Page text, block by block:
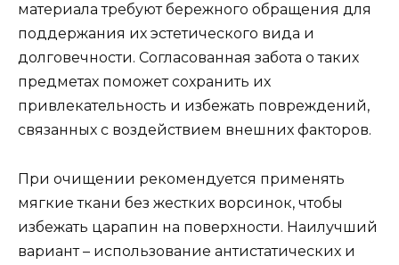
материала требуют бережного обращения для
поддержания их эстетического вида и
долговечности. Согласованная забота о таких
предметах поможет сохранить их
привлекательность и избежать повреждений,
связанных с воздействием внешних факторов.
При очищении рекомендуется применять
мягкие ткани без жестких ворсинок, чтобы
избежать царапин на поверхности. Наилучший
вариант – использование антистатических и